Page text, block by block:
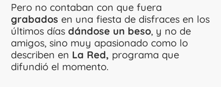
Pero no contaban con que fuera
grabados en una fiesta de disfraces en los
últimos díasdándose un beso, y no de
amigos, sino muy apasionado como lo
describen en La Red, programa que
difundió el momento.